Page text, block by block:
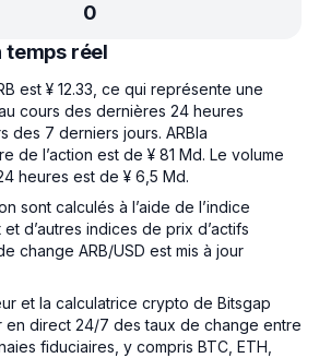
0
temps réel
est ¥ 12.33, ce qui représente une
cours des dernières 24 heures
des 7 derniers jours. ARBla
de l’action est de ¥ 81 Md. Le volume
heures est de ¥ 6,5 Md.
sont calculés à l’aide de l’indice
d’autres indices de prix d’actifs
change ARB/USD est mis à jour
et la calculatrice crypto de Bitsgap
en direct 24/7 des taux de change entre
fiduciaires, y compris BTC, ETH,